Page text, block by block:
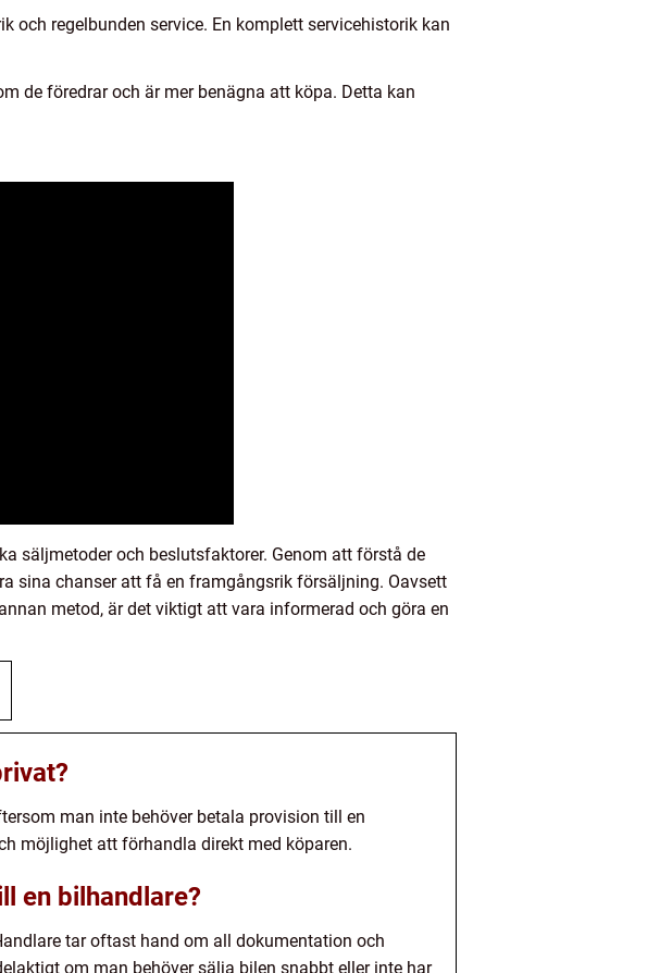
och regelbunden service. En komplett servicehistorik kan
de föredrar och är mer benägna att köpa. Detta kan
säljmetoder och beslutsfaktorer. Genom att förstå de
sina chanser att få en framgångsrik försäljning. Oavsett
metod, är det viktigt att vara informerad och göra en
man inte behöver betala provision till en
möjlighet att förhandla direkt med köparen.
en bilhandlare?
tar oftast hand om all dokumentation och
om man behöver sälja bilen snabbt eller inte har